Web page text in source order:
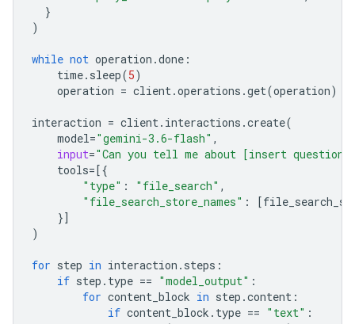
}
)
while not operation .done :
time. sleep(5)
operation = client.operations .get(operation)
interaction = client. interactions .create(
model="gemini-3.6-flash" ,
input="Can you tell me about [insert
tools=[{
"type" : "file_search" ,
"file_search_store_names" : [
}]
)
for step in interaction . steps :
if step . type == "model_output" :
for content_block in step .content :
if content_block . type == "text" :